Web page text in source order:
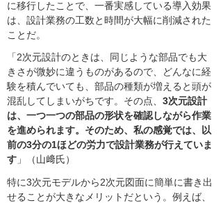
に移行したことで、一番実感している導入効果
は、設計業務の工数と時間が大幅に削減された
ことだ。
「2次元設計のときは、同じような部品でも大
きさが微妙に違うものがあるので、どんなに経
験を積んでいても、部品の種類が増えると頭が
混乱してしまいがちです。その点、 3次元設計
は、一つ一つの部品の形状を確認しながら作業
を進められます。そのため、私の感覚では、以
前の3分の1ほどの労力で設計業務が行えていま
す 」（山﨑氏）
特に3次元モデルから2次元図面に簡単に書き出
せることが大きなメリットだという。例えば、